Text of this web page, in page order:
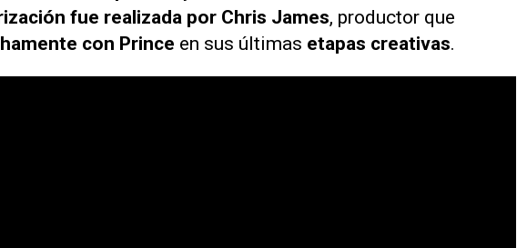
fue realizada por Chris James, productor que
con Prince en sus últimas etapas creativas.